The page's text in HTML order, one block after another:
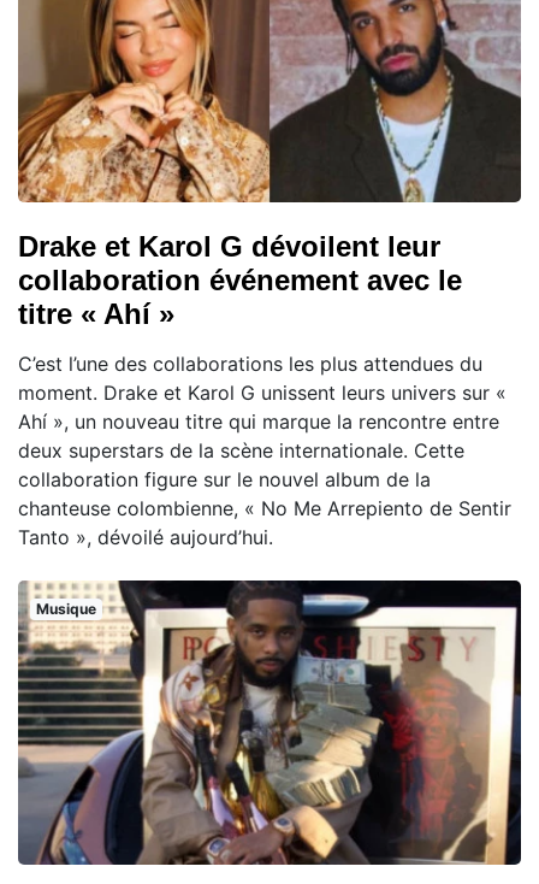
Drake et Karol G dévoilent leur
collaboration événement avec le
titre « Ahí »
C’est l’une des collaborations les plus attendues du
moment. Drake et Karol G unissent leurs univers sur «
Ahí », un nouveau titre qui marque la rencontre entre
deux superstars de la scène internationale. Cette
collaboration figure sur le nouvel album de la
chanteuse colombienne, « No Me Arrepiento de Sentir
Tanto », dévoilé aujourd’hui.
Musique